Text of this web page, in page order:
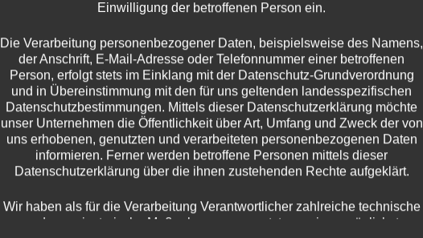
Einwilligung der betroffenen Person ein.
Die Verarbeitung personenbezogener Daten, beispielsweise des Namens,
der Anschrift, E-Mail-Adresse oder Telefonnummer einer betroffenen
Person, erfolgt stets im Einklang mit der Datenschutz-Grundverordnung
und in Übereinstimmung mit den für uns geltenden landesspezifischen
Datenschutzbestimmungen. Mittels dieser Datenschutzerklärung möchte
unser Unternehmen die Öffentlichkeit über Art, Umfang und Zweck der von
uns erhobenen, genutzten und verarbeiteten personenbezogenen Daten
informieren. Ferner werden betroffene Personen mittels dieser
Datenschutzerklärung über die ihnen zustehenden Rechte aufgeklärt.
Wir haben als für die Verarbeitung Verantwortlicher zahlreiche technische
und organisatorische Maßnahmen umgesetzt, um einen möglichst